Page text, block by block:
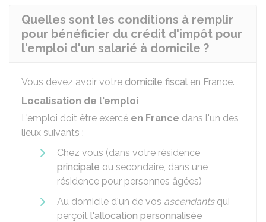
Quelles sont les conditions à remplir
pour bénéficier du crédit d'impôt pour
l'emploi d'un salarié à domicile ?
Vous devez avoir votre domicile fiscal en France.
Localisation de l'emploi
L'emploi doit être exercé en France dans l'un des
lieux suivants :
Chez vous (dans votre résidence
principale ou secondaire, dans une
résidence pour personnes âgées)
Au domicile d'un de vos ascendantsqui
perçoit l'allocation personnalisée